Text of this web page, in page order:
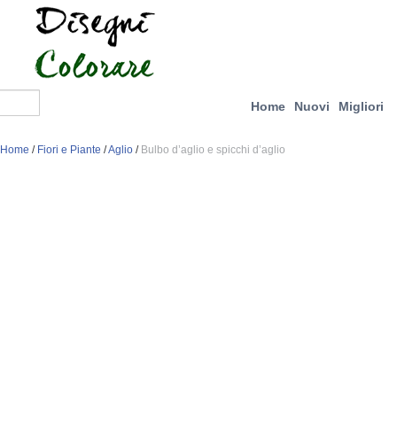
Home Nuovi Migliori
Home / Fiori e Piante /Aglio / Bulbo d’aglio e spicchi d’aglio